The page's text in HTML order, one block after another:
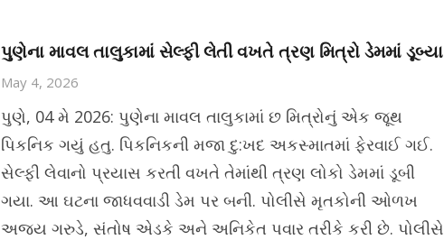
પુણેના માવલ તાલુકામાં સેલ્ફી લેતી વખતે ત્રણ મિત્રો ડેમમાં ડૂબ્યા
May 4, 2026
પુણે, 04 મે 2026: પુણેના માવલ તાલુકામાં છ મિત્રોનું એક જૂથ
પિકનિક ગયું હતુ. પિકનિકની મજા દુ:ખદ અકસ્માતમાં ફેરવાઈ ગઈ.
સેલ્ફી લેવાનો પ્રયાસ કરતી વખતે તેમાંથી ત્રણ લોકો ડેમમાં ડૂબી
ગયા. આ ઘટના જાધવવાડી ડેમ પર બની. પોલીસે મૃતકોની ઓળખ
અજય ગરુડે, સંતોષ એડકે અને અનિકેત પવાર તરીકે કરી છે. પોલીસે